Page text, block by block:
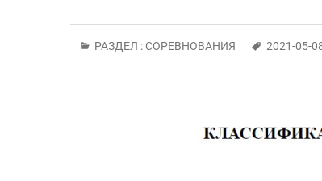
РАЗДЕЛ :СОРЕВНОВАНИЯ 2021-05-